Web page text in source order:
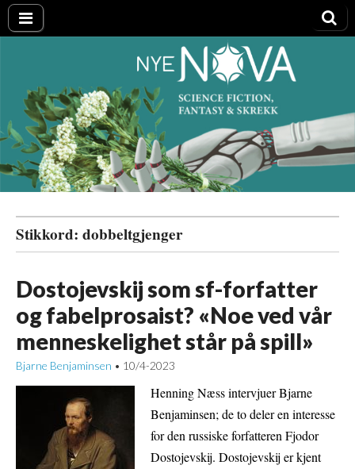
Nye NOVA
Stikkord: dobbeltgjenger
Dostojevskij som sf-forfatter
og fabelprosaist? «Noe ved vår
menneskelighet står på spill»
Bjarne Benjaminsen • 10/4-2023
Henning Næss intervjuer Bjarne
Benjaminsen; de to deler en interesse
for den russiske forfatteren Fjodor
Dostojevskij. Dostojevskij er kjent